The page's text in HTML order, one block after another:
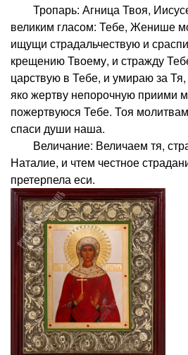
Тропарь: Агница Твоя,
великим гласом: Тебе, Женише
ищущи страдальчествую и
крещению Твоему, и стражду
царствую в Тебе, и умираю за
яко жертву непорочную приими
пожертвуюся Тебе. Тоя
спаси души наша.
Величание: Величаем тя,
Наталие, и чтем честное
претерпела еси.